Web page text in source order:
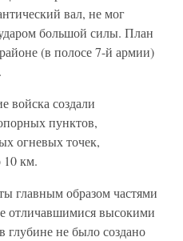
вал, не мог
большой силы. План
(в полосе 7-й армии)
войска создали
пунктов,
огневых точек,
10 км.
главным образом частями
отличавшимися высокими
глубине не было создано